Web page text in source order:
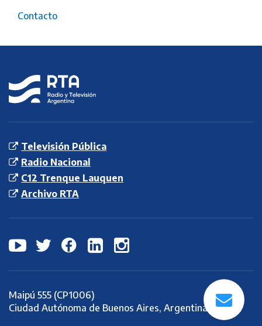
Contacto
RTA
Radio y
Televisión
Argentina S.E.
Televisión Pública
Radio Nacional
C12 Trenque Lauquen
Archivo RTA
Maipú 555 (CP1006)
Ciudad Autónoma de Buenos Aires, Argentina.